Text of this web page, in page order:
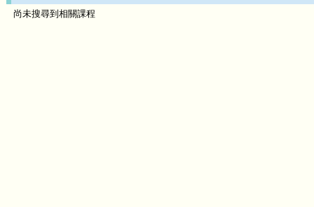
尚未搜尋到相關課程